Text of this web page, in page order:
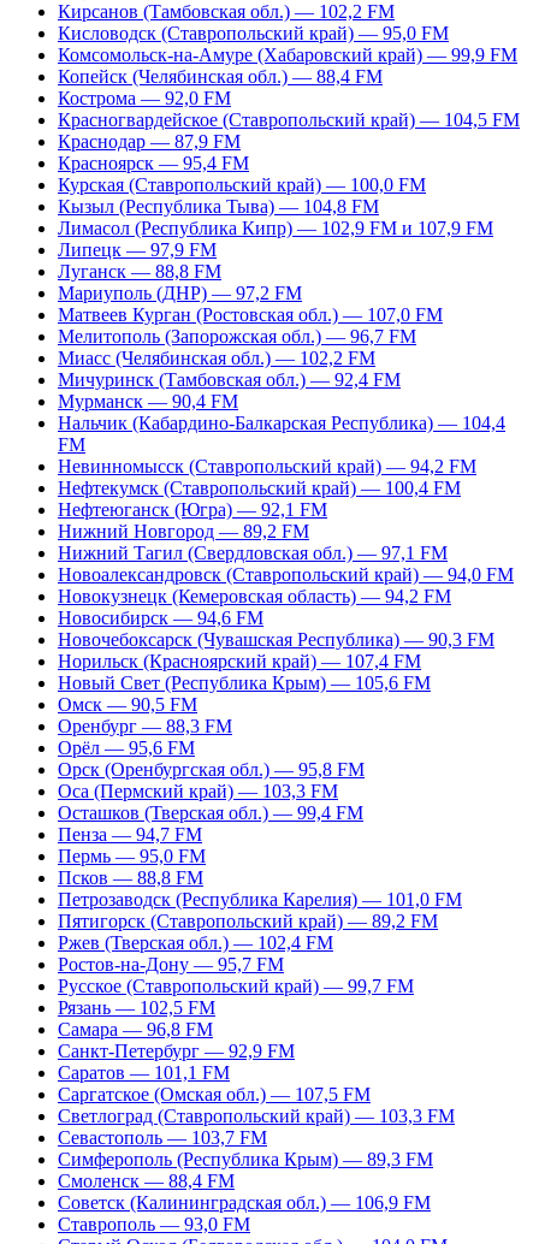
Кирсанов (Тамбовская обл.) — 102,2 FM
Кисловодск (Ставропольский край) — 95,0 FM
Комсомольск-на-Амуре (Хабаровский край) — 99,9 FM
Копейск (Челябинская обл.) — 88,4 FM
Кострома — 92,0 FM
Красногвардейское (Ставропольский край) — 104,5 FM
Краснодар — 87,9 FM
Красноярск — 95,4 FM
Курская (Ставропольский край) — 100,0 FM
Кызыл (Республика Тыва) — 104,8 FM
Лимасол (Республика Кипр) — 102,9 FM и 107,9 FM
Липецк — 97,9 FM
Луганск — 88,8 FM
Мариуполь (ДНР) — 97,2 FM
Матвеев Курган (Ростовская обл.) — 107,0 FM
Мелитополь (Запорожская обл.) — 96,7 FM
Миасс (Челябинская обл.) — 102,2 FM
Мичуринск (Тамбовская обл.) — 92,4 FM
Мурманск — 90,4 FM
Нальчик (Кабардино-Балкарская Республика) — 104,4
FM
Невинномысск (Ставропольский край) — 94,2 FM
Нефтекумск (Ставропольский край) — 100,4 FM
Нефтеюганск (Югра) — 92,1 FM
Нижний Новгород — 89,2 FM
Нижний Тагил (Свердловская обл.) — 97,1 FM
Новоалександровск (Ставропольский край) — 94,0 FM
Новокузнецк (Кемеровская область) — 94,2 FM
Новосибирск — 94,6 FM
Новочебоксарск (Чувашская Республика) — 90,3 FM
Норильск (Красноярский край) — 107,4 FM
Новый Свет (Республика Крым) — 105,6 FM
Омск — 90,5 FM
Оренбург — 88,3 FM
Орёл — 95,6 FM
Орск (Оренбургская обл.) — 95,8 FM
Оса (Пермский край) — 103,3 FM
Осташков (Тверская обл.) — 99,4 FM
Пенза — 94,7 FM
Пермь — 95,0 FM
Псков — 88,8 FM
Петрозаводск (Республика Карелия) — 101,0 FM
Пятигорск (Ставропольский край) — 89,2 FM
Ржев (Тверская обл.) — 102,4 FM
Ростов-на-Дону — 95,7 FM
Русское (Ставропольский край) — 99,7 FM
Рязань — 102,5 FM
Самара — 96,8 FM
Санкт-Петербург — 92,9 FM
Саратов — 101,1 FM
Саргатское (Омская обл.) — 107,5 FM
Светлоград (Ставропольский край) — 103,3 FM
Севастополь — 103,7 FM
Симферополь (Республика Крым) — 89,3 FM
Смоленск — 88,4 FM
Советск (Калининградская обл.) — 106,9 FM
Ставрополь — 93,0 FM